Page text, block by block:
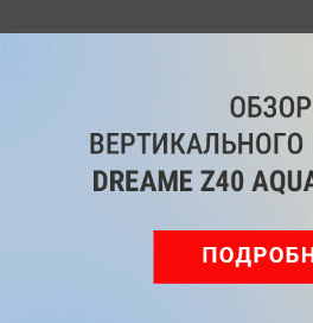
Мы знаем, вам есть что
Войдитеили
оставить комментарий